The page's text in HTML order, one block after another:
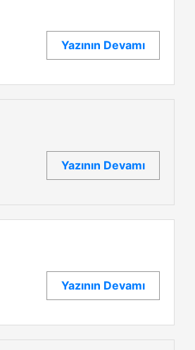
Yazının Devamı
Yazının Devamı
Yazının Devamı